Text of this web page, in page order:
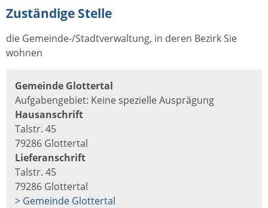
Zuständige Stelle
die Gemeinde-/Stadtverwaltung, in deren Bezirk Sie
wohnen
Gemeinde Glottertal
Aufgabengebiet: Keine spezielle Ausprägung
Hausanschrift
Talstr. 45
79286 Glottertal
Lieferanschrift
Talstr. 45
79286 Glottertal
> Gemeinde Glottertal